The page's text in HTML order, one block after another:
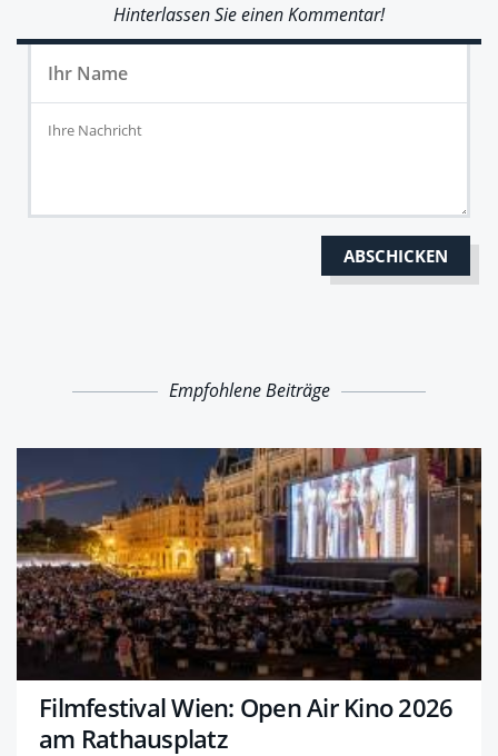
Hinterlassen Sie einen Kommentar!
Empfohlene Beiträge
Filmfestival Wien: Open Air Kino 2026
am Rathausplatz